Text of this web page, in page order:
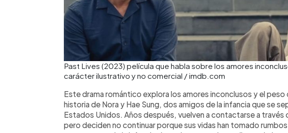
Past Lives (2023) película que habla sobre los amores
carácter ilustrativo y no comercial / imdb.com
Este drama romántico explora los amores inconclusos y el peso
historia de Nora y Hae Sung, dos amigos de la infancia que se
Estados Unidos. Años después, vuelven a contactarse a través
pero deciden no continuar porque sus vidas han tomado